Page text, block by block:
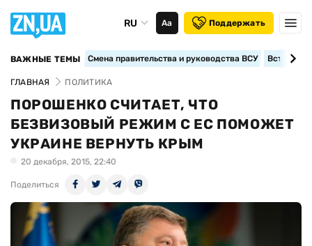
RU Аа Поддержать
ВАЖНЫЕ ТЕМЫ Смена правительства и руководства ВСУ
ГЛАВНАЯ ПОЛИТИКА
ПОРОШЕНКО СЧИТАЕТ, ЧТО
БЕЗВИЗОВЫЙ РЕЖИМ С ЕС ПОМОЖЕТ
УКРАИНЕ ВЕРНУТЬ КРЫМ
20 декабря, 2015, 22:40
Поделиться